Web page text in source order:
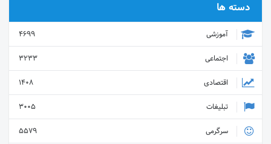
دسته ها
آموزشی
4699
اجتماعی
3233
اقتصادی
1408
تبلیغات
3005
سرگرمی
5579